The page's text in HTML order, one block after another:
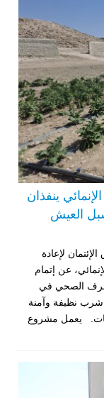
ينفذان
العيش
- أعلن صندوق الإئتمان لإعادة
عن إتمام
الصحي في
شرب نظيفة وآمنة
مجتمعات. يعمل مشروع